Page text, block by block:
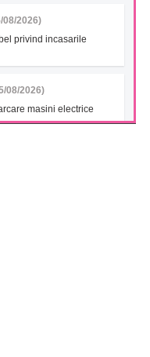
08/2026)
privind incasarile
08/2026)
masini electrice